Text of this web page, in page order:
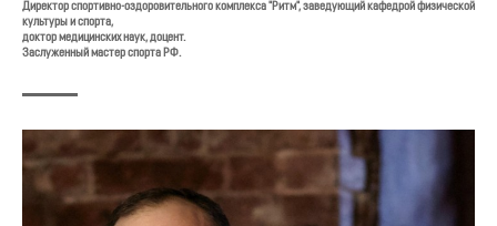
Директор спортивно-оздоровительного комплекса "Ритм", заведующий кафедрой физической
культуры и спорта,
доктор медицинских наук, доцент.
Заслуженный мастер спорта РФ.